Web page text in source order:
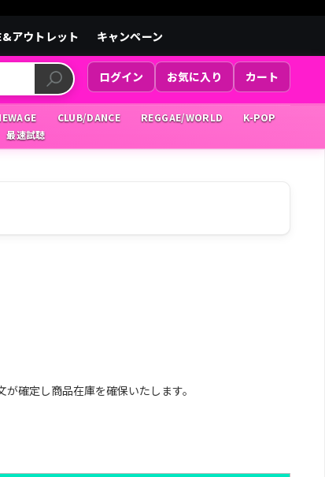
アウトレット キャンペーン
ログイン お気に入り カート
CLUB/DANCE REGGAE/WORLD
K-POP
最速試聴
確定し商品在庫を確保いたします。